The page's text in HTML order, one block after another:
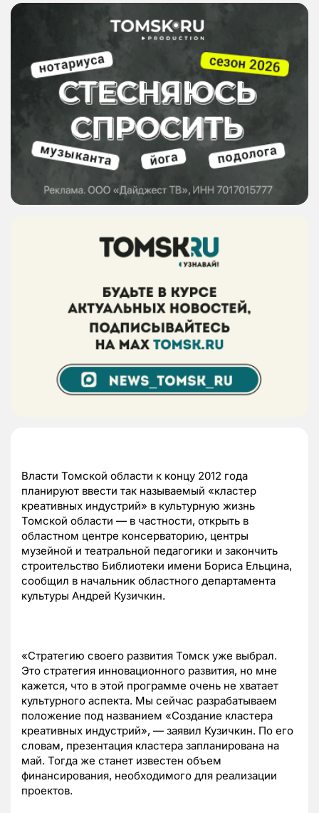
Власти Томской области к концу 2012 года
планируют ввести так называемый «кластер
креативных индустрий» в культурную жизнь
Томской области — в частности, открыть в
областном центре консерваторию, центры
музейной и театральной педагогики и закончить
строительство Библиотеки имени Бориса Ельцина,
сообщил в начальник областного департамента
культуры Андрей Кузичкин.
«Стратегию своего развития Томск уже выбрал.
Это стратегия инновационного развития, но мне
кажется, что в этой программе очень не хватает
культурного аспекта. Мы сейчас разрабатываем
положение под названием «Создание кластера
креативных индустрий», — заявил Кузичкин. По его
словам, презентация кластера запланирована на
май. Тогда же станет известен объем
финансирования, необходимого для реализации
проектов.